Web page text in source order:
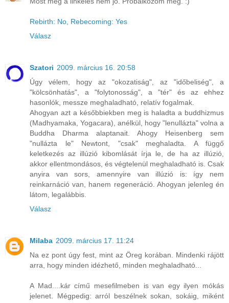
Rebirth: No, Rebecoming: Yes
Válasz
Szatori 2009. március 16. 20:58
Úgy vélem, hogy az "okozatiság", az "időbeliség", a
"kölcsönhatás", a "folytonosság", a "tér" és az ehhez
hasonlók, messze meghaladható, relatív fogalmak.
Ahogyan azt a későbbiekben meg is haladta a buddhizmus
(Madhyamaka, Yogacara), anélkül, hogy "lenullázta" volna a
Buddha Dharma alaptanait. Ahogy Heisenberg sem
"nullázta le" Newtont, "csak" meghaladta. A függő
keletkezés az illúzió kibomlását írja le, de ha az illúzió,
akkor ellentmondásos, és végtelenül meghaladható is. Csak
anyira van sors, amennyire van illúzió is: így nem
reinkarnáció van, hanem regeneráció. Ahogyan jelenleg én
látom, legalábbis.
Válasz
Milaba 2009. március 17. 11:24
Na ez pont úgy fest, mint az Öreg korában. Mindenki rájött
arra, hogy minden idézhető, minden meghaladható...
A Mad....kár című mesefilmeben is van egy ilyen mókás
jelenet. Mégpedig: arról beszélnek sokan, sokáig, miként